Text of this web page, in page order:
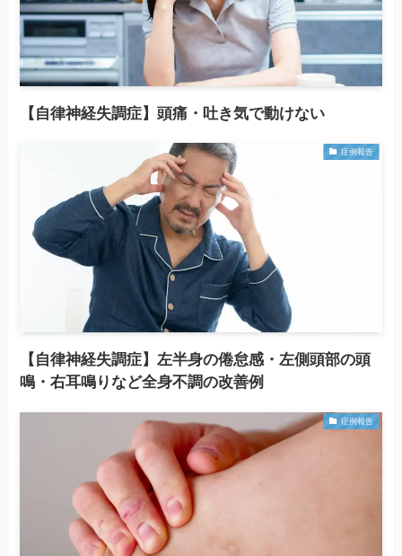
【自律神経失調症】頭痛・吐き気で動けない
症例報告
【自律神経失調症】左半身の倦怠感・左側頭部の頭
鳴・右耳鳴りなど全身不調の改善例
症例報告